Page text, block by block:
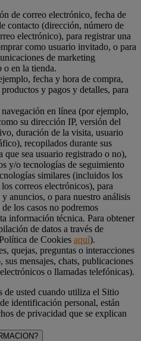
de correo electrónico, fecha de
contacto (dirección, número de
electrónico), para registrar una
como usuario invitado, o para
de marketing
o en la tienda.
fecha y hora de compra,
y pagos y detalles, para
en línea (por ejemplo,
su dirección IP, versión del
duración de la visita, usuario
recopilados durante sus
que sea usuario registrado o no),
y/o tecnologías de seguimiento
similares (incluidos los
correos electrónicos), para
anuncios, o para nuestro análisis
los casos no podremos
información técnica. Para obtener
de datos a través de
de Cookies aquí).
quejas, preguntas o interacciones
mensajes, chats, publicaciones
o llamadas telefónicas).
de usted cuando utiliza el Sitio
identificación personal, están
de privacidad que se explican